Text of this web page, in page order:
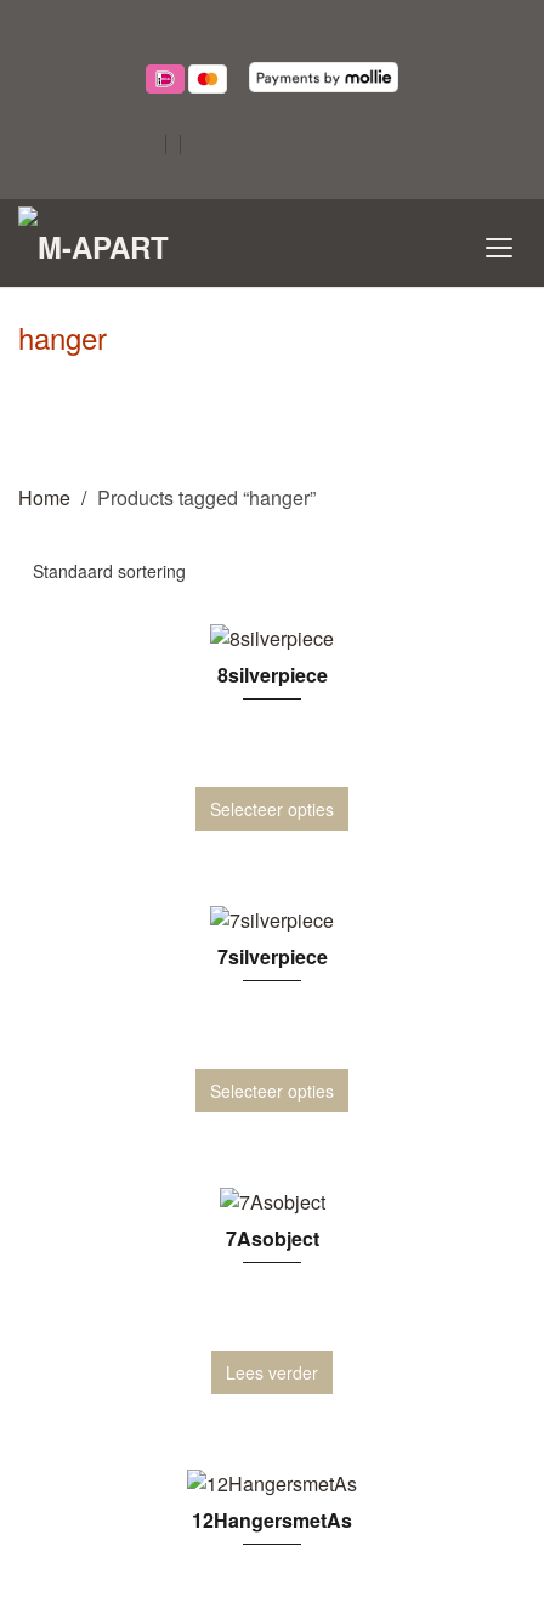
hanger
Home Products tagged “hanger”
8silverpiece
Selecteer opties
7silverpiece
Selecteer opties
7Asobject
Lees verder
12HangersmetAs